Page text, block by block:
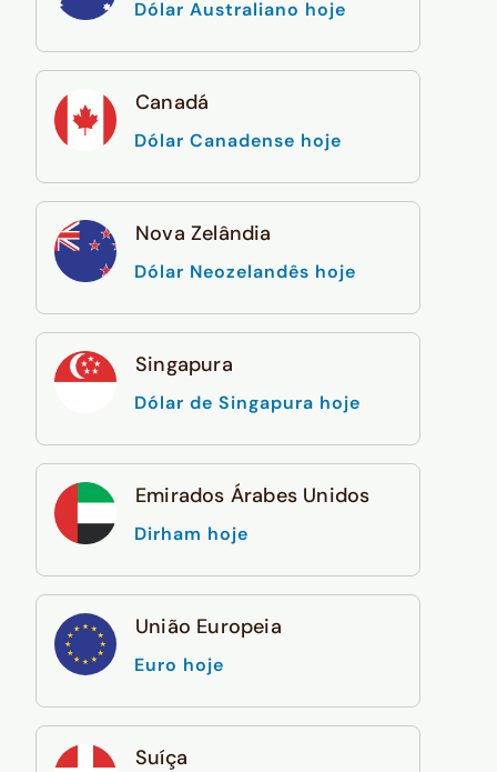
Dólar Australiano hoje
Canadá
Dólar Canadense hoje
Nova Zelândia
Dólar Neozelandês hoje
Singapura
Dólar de Singapura hoje
Emirados Árabes Unidos
Dirham hoje
União Europeia
Euro hoje
Suíça